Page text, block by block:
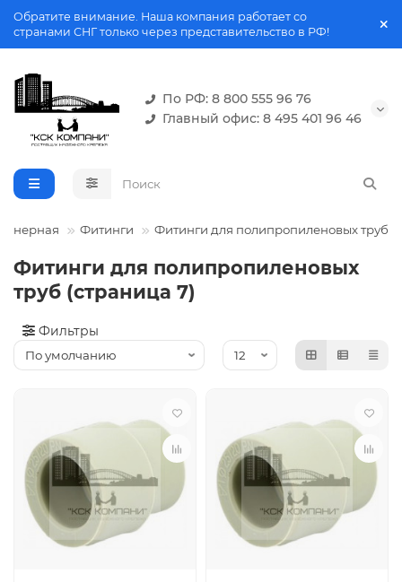
Обратите внимание. Наша компания работает со
странами СНГ только через представительство в РФ!
По РФ: 8 800 555 96 76
Главный офис: 8 495 401 96 46
Фитинги Фитинги для полипропиленовых труб
Фитинги для полипропиленовых
труб (страница 7)
Фильтры